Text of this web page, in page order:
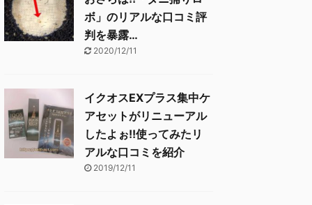
ボ」のリアルな口コミ評
判を暴露…
2020/12/11
イクオスEXプラス集中ケ
アセットがリニューアル
したよぉ!!使ってみたリ
アルな口コミを紹介
2019/12/11